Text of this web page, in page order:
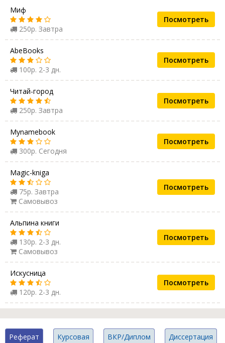
Миф
250р. Завтра
Посмотреть
AbeBooks
100р. 2-3 дн.
Посмотреть
Читай-город
250р. Завтра
Посмотреть
Mynamebook
300р. Сегодня
Посмотреть
Magic-kniga
75р. Завтра
Самовывоз
Посмотреть
Альпина книги
130р. 2-3 дн.
Самовывоз
Посмотреть
Искусница
120р. 2-3 дн.
Посмотреть
Реферат Курсовая ВКР/Диплом Диссертация